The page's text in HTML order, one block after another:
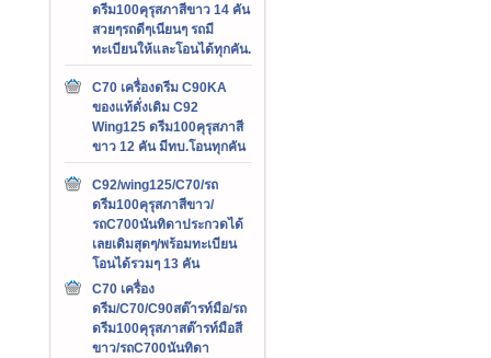
ดรีม100คุรุสภาสีขาว 14 คัน
สวยๆรถดีๆเนียนๆ รถมี
ทะเบียนให้และโอนได้ทุกคัน.
C70 เครื่องดรีม C90KA
ของแท้ดั่งเดิม C92
Wing125 ดรีม100คุรุสภาสี
ขาว 12 คัน มีทบ.โอนทุกคัน
C92/wing125/C70/รถ
ดรีม100คุรุสภาสีขาว/
รถC700นันทิดาประกวดได้
เลยเดิมสุดๆ/พร้อมทะเบียน
โอนได้รวมๆ 13 คัน
C70 เครื่อง
ดรีม/C70/C90สต๊ารท์มือ/รถ
ดรีม100คุรุสภาสต๊ารท์มือสี
ขาว/รถC700นันทิดา